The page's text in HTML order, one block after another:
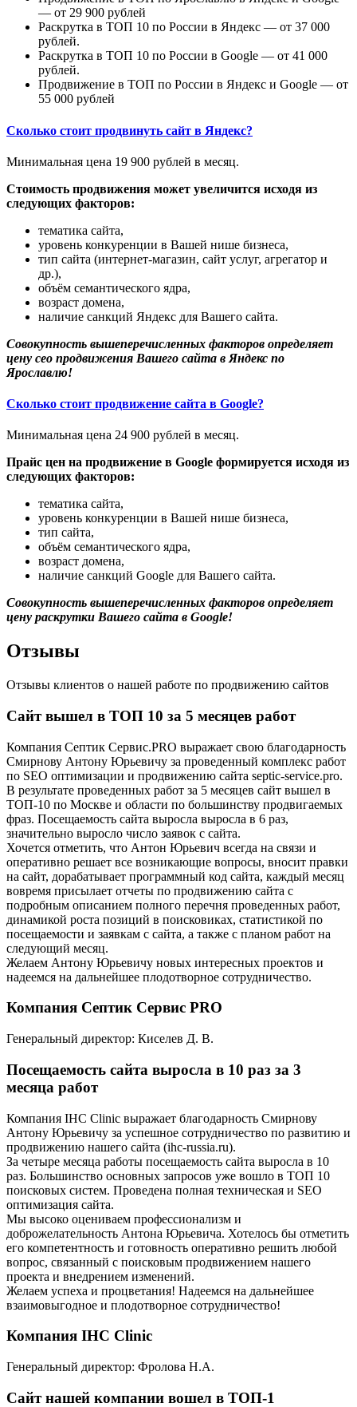
— от 29 900 рублей
Раскрутка в ТОП 10 по России в Яндекс — от 37 000
рублей.
Раскрутка в ТОП 10 по России в Google — от 41 000
рублей.
Продвижение в ТОП по России в Яндекс и Google — от
55 000 рублей
Сколько стоит продвинуть сайт в Яндекс?
Минимальная цена 19 900 рублей в месяц.
Стоимость продвижения может увеличится исходя из
следующих факторов:
тематика сайта,
уровень конкуренции в Вашей нише бизнеса,
тип сайта (интернет-магазин, сайт услуг, агрегатор и
др.),
объём семантического ядра,
возраст домена,
наличие санкций Яндекс для Вашего сайта.
Совокупность вышеперечисленных факторов определяет
цену сео продвижения Вашего сайта в Яндекс по
Ярославлю!
Сколько стоит продвижение сайта в Google?
Минимальная цена 24 900 рублей в месяц.
Прайс цен на продвижение в Google формируется исходя из
следующих факторов:
тематика сайта,
уровень конкуренции в Вашей нише бизнеса,
тип сайта,
объём семантического ядра,
возраст домена,
наличие санкций Google для Вашего сайта.
Совокупность вышеперечисленных факторов определяет
цену раскрутки Вашего сайта в Google!
Отзывы
Отзывы клиентов о нашей работе по продвижению сайтов
Сайт вышел в ТОП 10 за 5 месяцев работ
Компания Септик Сервис.PRO выражает свою благодарность
Смирнову Антону Юрьевичу за проведенный комплекс работ
по SEO оптимизации и продвижению сайта septic-service.pro.
В результате проведенных работ за 5 месяцев сайт вышел в
ТОП-10 по Москве и области по большинству продвигаемых
фраз. Посещаемость сайта выросла выросла в 6 раз,
значительно выросло число заявок с сайта.
Хочется отметить, что Антон Юрьевич всегда на связи и
оперативно решает все возникающие вопросы, вносит правки
на сайт, дорабатывает программный код сайта, каждый месяц
вовремя присылает отчеты по продвижению сайта с
подробным описанием полного перечня проведенных работ,
динамикой роста позиций в поисковиках, статистикой по
посещаемости и заявкам с сайта, а также с планом работ на
следующий месяц.
Желаем Антону Юрьевичу новых интересных проектов и
надеемся на дальнейшее плодотворное сотрудничество.
Компания Септик Сервис PRO
Генеральный директор: Киселев Д. В.
Посещаемость сайта выросла в 10 раз за 3
месяца работ
Компания IHC Clinic выражает благодарность Смирнову
Антону Юрьевичу за успешное сотрудничество по развитию и
продвижению нашего сайта (ihc-russia.ru).
За четыре месяца работы посещаемость сайта выросла в 10
раз. Большинство основных запросов уже вошло в ТОП 10
поисковых систем. Проведена полная техническая и SEO
оптимизация сайта.
Мы высоко оцениваем профессионализм и
доброжелательность Антона Юрьевича. Хотелось бы отметить
его компетентность и готовность оперативно решить любой
вопрос, связанный с поисковым продвижением нашего
проекта и внедрением изменений.
Желаем успеха и процветания! Надеемся на дальнейшее
взаимовыгодное и плодотворное сотрудничество!
Компания IHC Clinic
Генеральный директор: Фролова Н.А.
Сайт нашей компании вошел в ТОП-1